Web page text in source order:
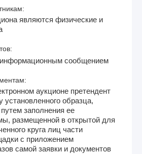
являются физические и
информационным сообщением
аукционе претендент
установленного образца,
заполнения ее
размещенной в открытой для
круга лиц части
с приложением
самой заявки и документов